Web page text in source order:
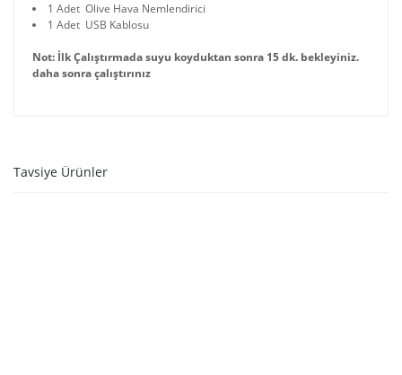
1 Adet Olive Hava Nemlendirici
1 Adet USB Kablosu
Not: İlk Çalıştırmada suyu koyduktan sonra 15 dk. bekleyiniz.
daha sonra çalıştırınız
Tavsiye Ürünler